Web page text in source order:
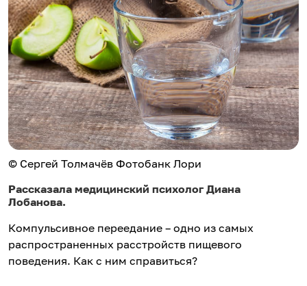
© Сергей Толмачёв Фотобанк Лори
Рассказала медицинский психолог Диана
Лобанова.
Компульсивное переедание – одно из самых
распространенных расстройств пищевого
поведения. Как с ним справиться?